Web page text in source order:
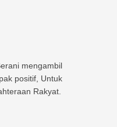
mengambil
positif, Untuk
Rakyat.